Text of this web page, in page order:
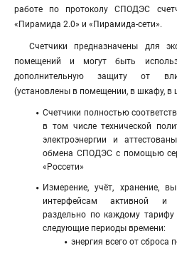
работе по протоколу СПОДЭС
«Пирамида 2.0» и «Пирамида-сети».
Счетчики предназначены для
помещений и могут быть
дополнительную защиту от
(установлены в помещении, в шкафу, в
Счетчики полностью
в том числе технической
электроэнергии и
обмена СПОДЭС с помощью
«Россети»
Измерение, учёт,
интерфейсам активной и
раздельно по каждому
следующие периоды времени:
энергия всего от сброса